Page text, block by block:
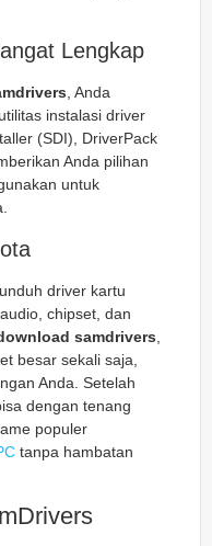
Lengkap
, Anda
instalasi driver
(SDI), DriverPack
Anda pilihan
untuk
driver kartu
chipset, dan
samdrivers
besar sekali saja,
Anda. Setelah
dengan tenang
populer
tanpa hambatan